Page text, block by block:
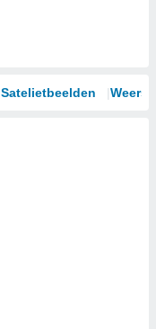
Satelietbeelden